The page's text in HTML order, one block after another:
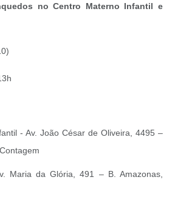
no Centro Materno Infantil e
- Av. João César de Oliveira, 4495 –
Maria da Glória, 491 – B. Amazonas,